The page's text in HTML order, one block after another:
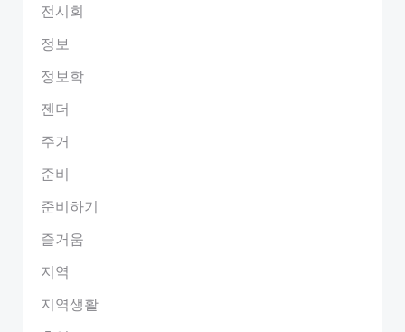
전시회
정보
정보학
젠더
주거
준비
준비하기
즐거움
지역
지역생활